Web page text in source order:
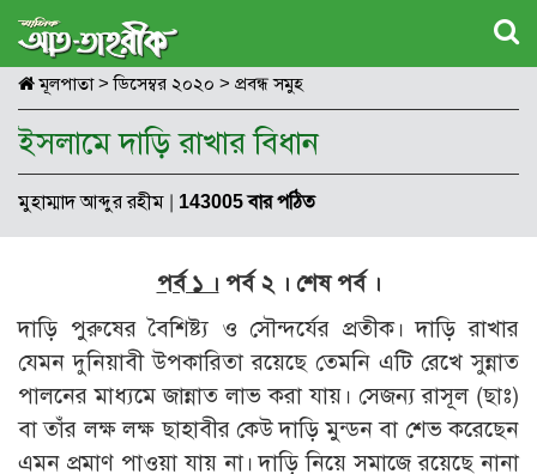
মূলপাতা> ডিসেম্বর ২০২০ > প্রবন্ধ সমুহ
ইসলামে দাড়ি রাখার বিধান
মুহাম্মাদ আব্দুর রহীম | 143005 বার পঠিত
পর্ব ১ । পর্ব ২ । শেষ পর্ব ।
দাড়ি পুরুষের বৈশিষ্ট্য ও সৌন্দর্যের প্রতীক। দাড়ি রাখার
যেমন দুনিয়াবী উপকারিতা রয়েছে তেমনি এটি রেখে সুন্নাত
পালনের মাধ্যমে জান্নাত লাভ করা যায়। সেজন্য রাসূল (ছাঃ)
বা তাঁর লক্ষ লক্ষ ছাহাবীর কেউ দাড়ি মুন্ডন বা শেভ করেছেন
এমন প্রমাণ পাওয়া যায় না। দাড়ি নিয়ে সমাজে রয়েছে নানা